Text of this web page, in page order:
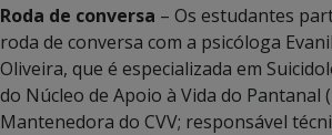
Roda de conversa – Os estudantes
roda de conversa com a psicóloga
Oliveira, que é especializada em
do Núcleo de Apoio à Vida do Pantanal
Mantenedora do CVV; responsável